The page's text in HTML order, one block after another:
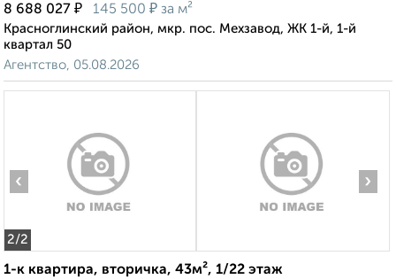
8 688 027 ₽ 145 500 ₽ за м²
Красноглинский район, мкр. пос. Мехзавод, ЖК 1-й, 1-й
квартал 50
Агентство, 05.08.2026
2/2
‹ ›
1-к квартира, вторичка, 43м², 1/22 этаж